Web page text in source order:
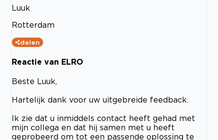
Luuk
Rotterdam
delen
Reactie van ELRO
Beste Luuk,
Hartelijk dank voor uw uitgebreide feedback.
Ik zie dat u inmiddels contact heeft gehad met
mijn collega en dat hij samen met u heeft
geprobeerd om tot een passende oplossing te